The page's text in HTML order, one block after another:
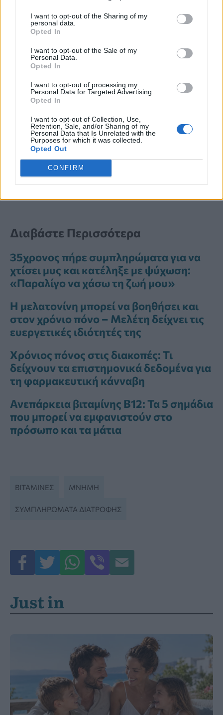
I want to opt-out of the Sharing of my
personal data.
Opted In
I want to opt-out of the Sale of my
Personal Data.
Opted In
I want to opt-out of processing my
Personal Data for Targeted Advertising.
Opted In
I want to opt-out of Collection, Use,
Retention, Sale, and/or Sharing of my
Personal Data that Is Unrelated with the
Purposes for which it was collected.
Opted Out
CONFIRM
κατάστασης στην προστασία από τη
την παρέμβαση με εκχύλισμα κακάο.
που δοκιμάστηκε στο COSMOS
περιέχει πολλές βασικές βιταμίνες και
μέταλλα που θα μπορούσαν να
εξηγήσουν τα πιθανά οφέλη της
κατέληξε ο Δρ. Sesso.
Διαβάστε Περισσότερα
35χρονος πήρε συμπληρώματα για να
χτίσει μυς και κατέληξε με ψύχωση:
«Παραλίγο να χάσω τη ζωή μου»
Η μελατονίνη μπορεί να βοηθήσει και
στον χρόνιο πόνο – Μελέτη δείχνει τις
ευεργετικές ιδιότητές της
Χρόνιος πόνος στις διακοπές: Τι
δείχνουν τα επιστημονικά δεδομένα για
τη φαρμακευτική κάνναβη
Ανεπάρκεια βιταμίνης Β12: Τα 5 σημάδια
που μπορεί να εμφανιστούν στο
πρόσωπο και τα μάτια
ΒΙΤΑΜΊΝΕΣ ΜΝΗΜΗ
ΣΥΜΠΛΗΡΏΜΑΤΑ ΔΙΑΤΡΟΦΉΣ
Just in